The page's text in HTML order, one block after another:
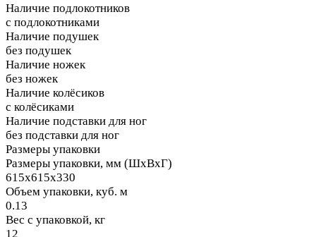
Наличие подлокотников
с подлокотниками
Наличие подушек
без подушек
Наличие ножек
без ножек
Наличие колёсиков
с колёсиками
Наличие подставки для ног
без подставки для ног
Размеры упаковки
Размеры упаковки, мм (ШхВхГ)
615х615х330
Объем упаковки, куб. м
0.13
Вес с упаковкой, кг
12